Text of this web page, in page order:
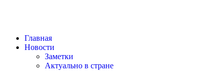
Главная
Новости
Заметки
Актуально в стране